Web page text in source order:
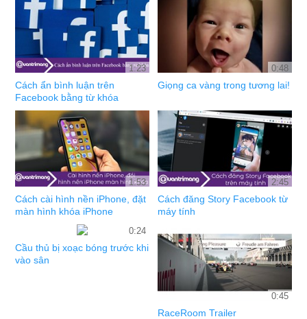
1:23
Cách ẩn bình luận trên
Facebook bằng từ khóa
0:48
Giọng ca vàng trong tương lai!
1:53
Cách cài hình nền iPhone, đặt
màn hình khóa iPhone
2:45
Cách đăng Story Facebook từ
máy tính
0:24
Cầu thủ bị xoạc bóng trước khi
vào sân
0:45
RaceRoom Trailer